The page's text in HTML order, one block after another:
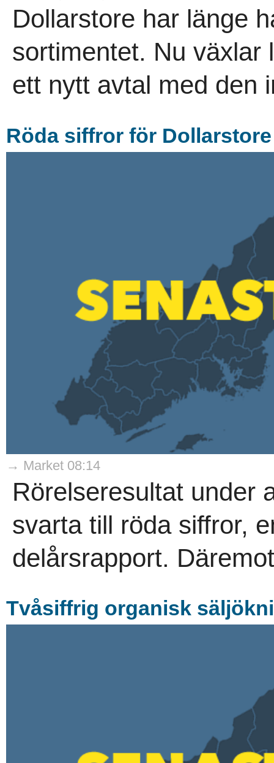
Dollarstore har länge
sortimentet. Nu växlar
ett nytt avtal med den
Röda siffror för Dollarstore
→ Market 08:14
Rörelseresultat under
svarta till röda siffror,
delårsrapport.
Tvåsiffrig organisk